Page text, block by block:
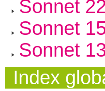
Sonnet
Sonnet
Sonnet
Index